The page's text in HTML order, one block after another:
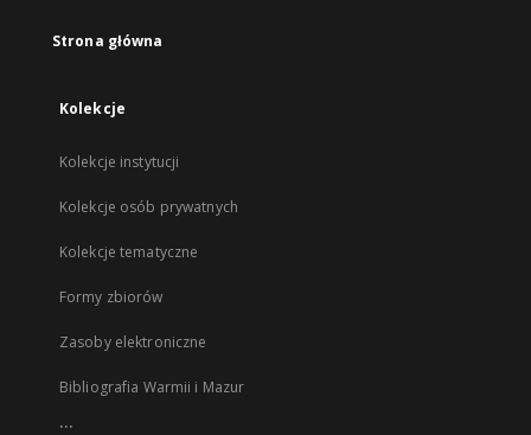
Strona główna
Kolekcje
Kolekcje instytucji
Kolekcje osób prywatnych
Kolekcje tematyczne
Formy zbiorów
Zasoby elektroniczne
Bibliografia Warmii i Mazur
...